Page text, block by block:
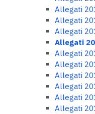
Allegati
Allegati
Allegati
Allegati
Allegati
Allegati
Allegati
Allegati
Allegati
Allegati